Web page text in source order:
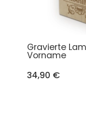
Gravierte
Vorname
34,90 €